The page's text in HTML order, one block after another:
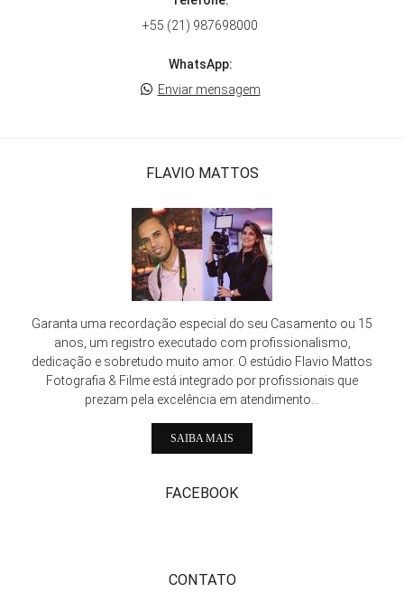
+55 (21) 987698000
WhatsApp:
Enviar mensagem
FLAVIO MATTOS
Garanta uma recordação especial do seu Casamento ou 15
anos, um registro executado com profissionalismo,
dedicação e sobretudo muito amor. O estúdio Flavio Mattos
Fotografia & Filme está integrado por profissionais que
prezam pela excelência em atendimento...
SAIBA MAIS
FACEBOOK
CONTATO